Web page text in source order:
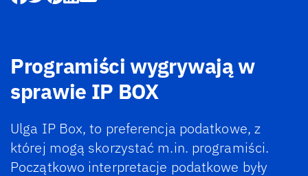
Programiści wygrywają w
sprawie IP BOX
Ulga IP Box, to preferencja podatkowe, z
której mogą skorzystać m.in. programiści.
Początkowo interpretacje podatkowe były